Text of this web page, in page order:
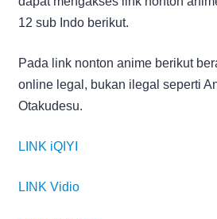
12 sub Indo berikut.
Pada link nonton anime berikut
online legal, bukan ilegal seperti
Otakudesu.
LINK iQIYI
LINK Vidio